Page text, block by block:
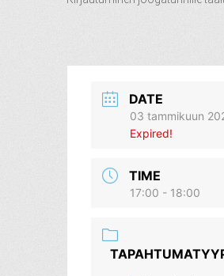
DATE
03 tammikuun
Expired!
TIME
17:00 - 18:00